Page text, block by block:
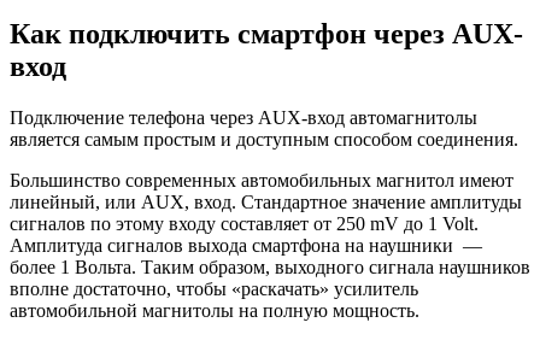
Как подключить смартфон через AUX-
вход
Подключение телефона через AUX-вход автомагнитолы
является самым простым и доступным способом соединения.
Большинство современных автомобильных магнитол имеют
линейный, или AUX, вход. Стандартное значение амплитуды
сигналов по этому входу составляет от 250 mV до 1 Volt.
Амплитуда сигналов выхода смартфона на наушники —
более 1 Вольта. Таким образом, выходного сигнала наушников
вполне достаточно, чтобы «раскачать» усилитель
автомобильной магнитолы на полную мощность.